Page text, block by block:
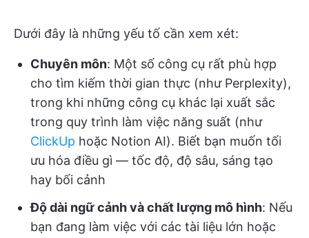
Dưới đây là những yếu tố cần xem xét:
Chuyên môn: Một số công cụ rất phù hợp
cho tìm kiếm thời gian thực (như Perplexity),
trong khi những công cụ khác lại xuất sắc
trong quy trình làm việc năng suất (như
ClickUp hoặc Notion AI). Biết bạn muốn tối
ưu hóa điều gì — tốc độ, độ sâu, sáng tạo
hay bối cảnh
Độ dài ngữ cảnh và chất lượng mô hình: Nếu
bạn đang làm việc với các tài liệu lớn hoặc